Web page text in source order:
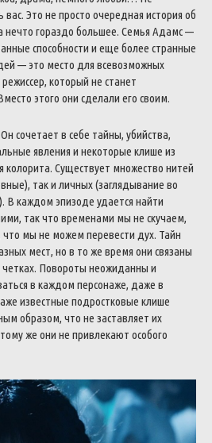
Это не просто очередная история об
нечто гораздо большее. Семья Адамс —
способности и еще более странные
— это место для всевозможных
который не станет
этого они сделали его своим.
сочетает в себе тайны, убийства,
явления и некоторые клише из
колорита. Существует множество нитей
так и личных (заглядывание во
В каждом эпизоде удается найти
так что временами мы не скучаем,
мы не можем перевести дух. Тайн
мест, но в то же время они связаны
четках. Повороты неожиданны и
в каждом персонаже, даже в
известные подростковые клише
образом, что не заставляет их
же они не привлекают особого